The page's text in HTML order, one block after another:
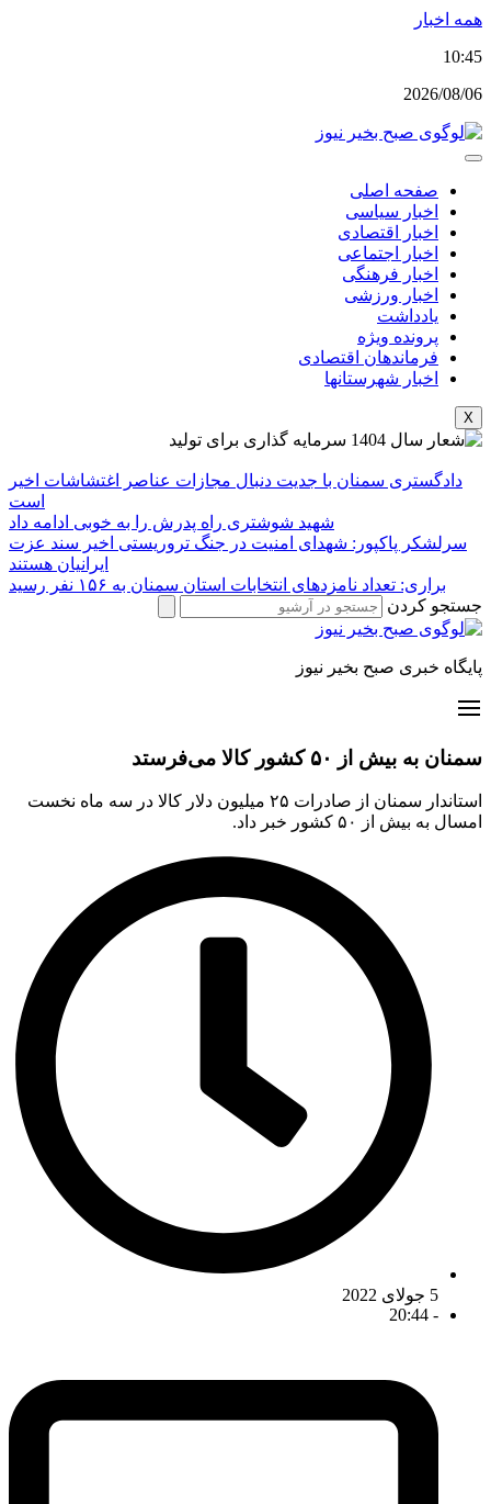
پرش
محتوا
همه اخبار
10:45
2026/08/06
صفحه اصلی
اخبار سیاسی
اخبار اقتصادی
اخبار اجتماعی
اخبار فرهنگی
اخبار ورزشی
یادداشت
پرونده ویژه
فرماندهان اقتصادی
اخبار شهرستانها
X
دادگستری سمنان با جدیت دنبال مجازات عناصر اغتشاشات اخیر
است
شهید شوشتری راه پدرش را به خوبی ادامه داد
سرلشکر پاکپور: شهدای امنیت در جنگ تروریستی اخیر سند عزت
ایرانیان هستند
براری: تعداد نامزدهای انتخابات استان سمنان به ۱۵۶ نفر رسید
جستجو کردن
پایگاه خبری صبح بخیر نیوز
سمنان به بیش از ۵۰ کشور کالا می‌فرستد
استاندار سمنان از صادرات ۲۵ میلیون دلار کالا در سه ماه نخست
امسال به بیش از ۵۰ کشور خبر داد.
5 جولای 2022
-
20:44